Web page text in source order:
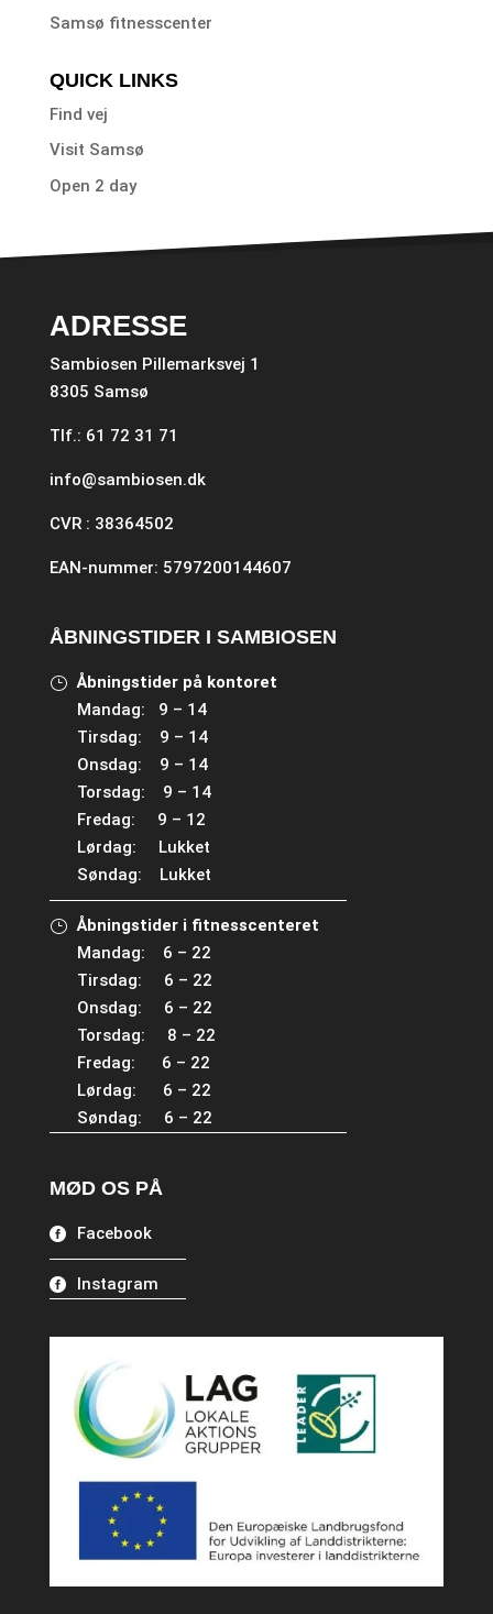
Samsø fitnesscenter
QUICK LINKS
Find vej
Visit Samsø
Open 2 day
ADRESSE
Sambiosen Pillemarksvej 1
8305 Samsø
Tlf.: 61 72 31 71
info@sambiosen.dk
CVR : 38364502
EAN-nummer: 5797200144607
ÅBNINGSTIDER I SAMBIOSEN
Åbningstider på kontoret
Mandag: 9 – 14
Tirsdag: 9 – 14
Onsdag: 9 – 14
Torsdag: 9 – 14
Fredag: 9 – 12
Lørdag: Lukket
Søndag: Lukket
Åbningstider i fitnesscenteret
Mandag: 6 – 22
Tirsdag: 6 – 22
Onsdag: 6 – 22
Torsdag: 8 – 22
Fredag: 6 – 22
Lørdag: 6 – 22
Søndag: 6 – 22
MØD OS PÅ
Facebook
Instagram